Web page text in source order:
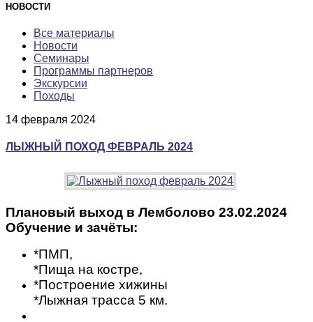
НОВОСТИ
Все материалы
Новости
Семинары
Программы партнеров
Экскурсии
Походы
14 февраля 2024
ЛЫЖНЫЙ ПОХОД ФЕВРАЛЬ 2024
Плановый выход в Лемболово 23.02.2024
Обучение и зачёты:
*ПМП,
*Пища на костре,
*Построение хижины
*Лыжная трасса 5 км.